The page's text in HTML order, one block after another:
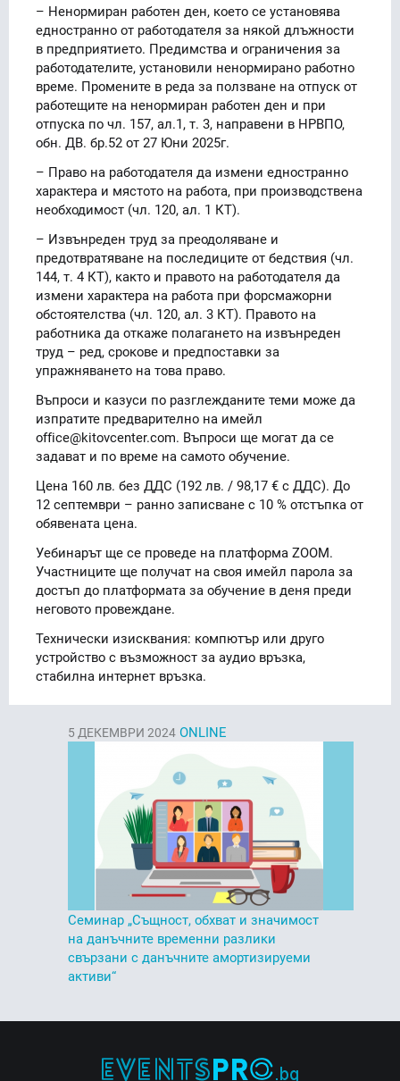
– Ненормиран работен ден, което се установява
едностранно от работодателя за някой длъжности
в предприятието. Предимства и ограничения за
работодателите, установили ненормирано работно
време. Промените в реда за ползване на отпуск от
работещите на ненормиран работен ден и при
отпуска по чл. 157, ал.1, т. 3, направени в НРВПО,
обн. ДВ. бр.52 от 27 Юни 2025г.
– Право на работодателя да измени едностранно
характера и мястото на работа, при производствена
необходимост (чл. 120, ал. 1 КТ).
– Извънреден труд за преодоляване и
предотвратяване на последиците от бедствия (чл.
144, т. 4 КТ), както и правото на работодателя да
измени характера на работа при форсмажорни
обстоятелства (чл. 120, ал. 3 КТ). Правото на
работника да откаже полагането на извънреден
труд – ред, срокове и предпоставки за
упражняването на това право.
Въпроси и казуси по разглежданите теми може да
изпратите предварително на имейл
office@kitovcenter.com. Въпроси ще могат да се
задават и по време на самото обучение.
Цена 160 лв. без ДДС (192 лв. / 98,17 € с ДДС). До
12 септември – ранно записване с 10 % отстъпка от
обявената цена.
Уебинарът ще се проведе на платформа ZOOM.
Участниците ще получат на своя имейл парола за
достъп до платформата за обучение в деня преди
неговото провеждане.
Технически изисквания: компютър или друго
устройство с възможност за аудио връзка,
стабилна интернет връзка.
5 ДЕКЕМВРИ 2024 ONLINE
Семинар „Същност, обхват и значимост
на данъчните временни разлики
свързани с данъчните амортизируеми
активи“